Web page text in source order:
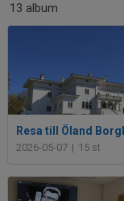
13 album
2026-05-07 | 15 st